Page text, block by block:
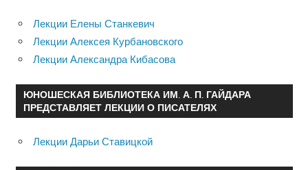
Лекции Елены Станкевич
Лекции Алексея Курбановского
Лекции Александра Кибасова
ЮНОШЕСКАЯ БИБЛИОТЕКА ИМ. А. П. ГАЙДАРА
ПРЕДСТАВЛЯЕТ ЛЕКЦИИ О ПИСАТЕЛЯХ
Лекции Дарьи Ставицкой